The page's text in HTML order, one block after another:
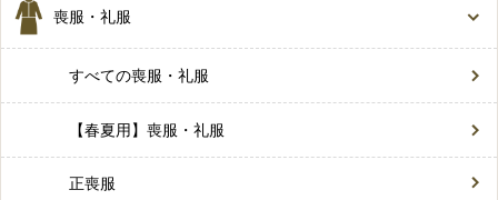
喪服・礼服
すべての喪服・礼服
【春夏用】喪服・礼服
正喪服